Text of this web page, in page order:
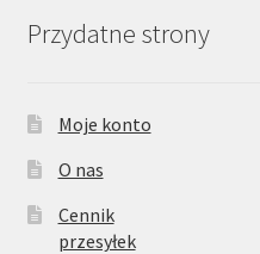
Przydatne strony
Moje konto
O nas
Cennik
przesyłek